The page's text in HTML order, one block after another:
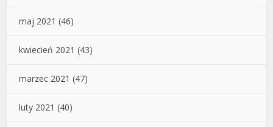
maj 2021 (46)
kwiecień 2021 (43)
marzec 2021 (47)
luty 2021 (40)